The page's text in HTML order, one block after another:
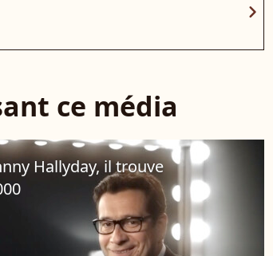
chevron_right
ce média
Hallyday, il trouve